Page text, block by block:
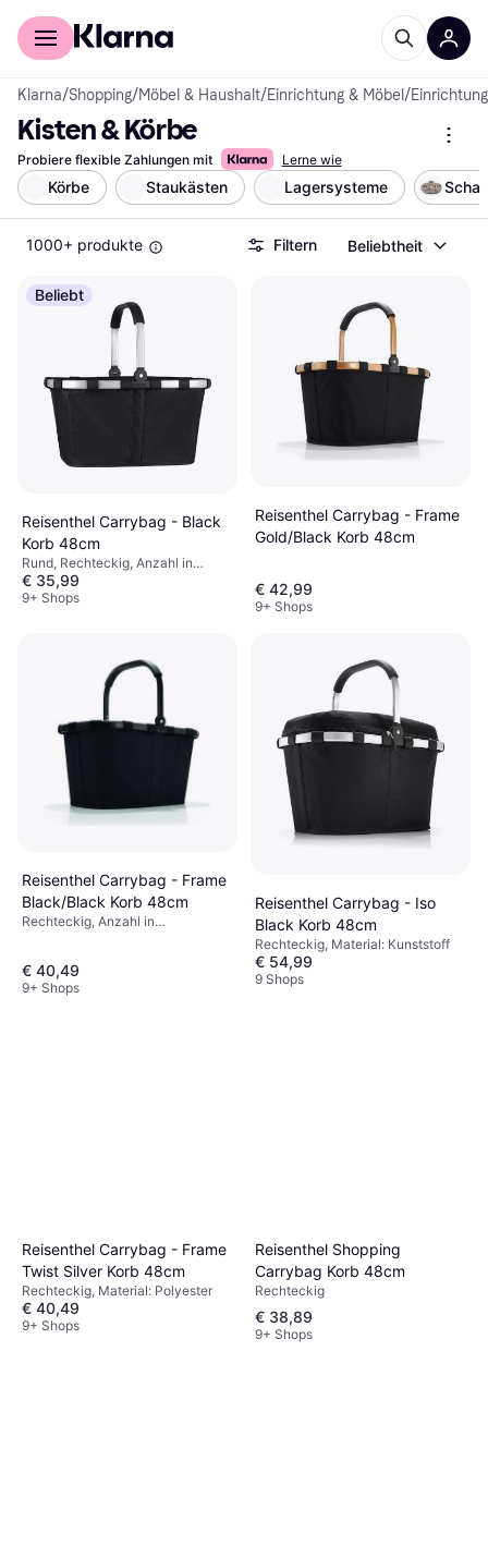
Für Shopper
Klarna/Shopping/Möbel & Haushalt/Einrichtung & Möbel /
Kisten & Körbe
Probiere flexible Zahlungen mit Lerne wie
Körbe Staukästen Lagersysteme
1000+ produkte Filtern Beliebtheit
Beliebt
Reisenthel Carrybag - Black
Korb 48cm
Rund, Rechteckig, Anzahl in
Verpackung: 1, Material: Polyester,
Metall, Kunststoff, Kunstleder,
€ 35,99
9+ Shops
Reisenthel Carrybag - Frame
Gold/Black Korb 48cm
€ 42,99
9+ Shops
Reisenthel Carrybag - Frame
Black/Black Korb 48cm
Rechteckig, Anzahl in
€ 40,49
9+ Shops
Reisenthel Carrybag - Iso
Black Korb 48cm
Rechteckig, Material: Kunststoff
€ 54,99
9 Shops
Reisenthel Carrybag - Frame
Twist Silver Korb 48cm
Rechteckig, Material: Polyester
€ 40,49
9+ Shops
Reisenthel Shopping
Carrybag Korb 48cm
Rechteckig
€ 38,89
9+ Shops